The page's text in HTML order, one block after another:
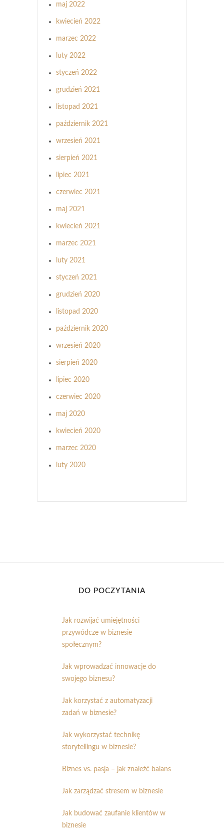
maj 2022
kwiecień 2022
marzec 2022
luty 2022
styczeń 2022
grudzień 2021
listopad 2021
październik 2021
wrzesień 2021
sierpień 2021
lipiec 2021
czerwiec 2021
maj 2021
kwiecień 2021
marzec 2021
luty 2021
styczeń 2021
grudzień 2020
listopad 2020
październik 2020
wrzesień 2020
sierpień 2020
lipiec 2020
czerwiec 2020
maj 2020
kwiecień 2020
marzec 2020
luty 2020
DO POCZYTANIA
Jak rozwijać umiejętności
przywódcze w biznesie
społecznym?
Jak wprowadzać innowacje do
swojego biznesu?
Jak korzystać z automatyzacji
zadań w biznesie?
Jak wykorzystać technikę
storytellingu w biznesie?
Biznes vs. pasja – jak znaleźć balans
Jak zarządzać stresem w biznesie
Jak budować zaufanie klientów w
biznesie